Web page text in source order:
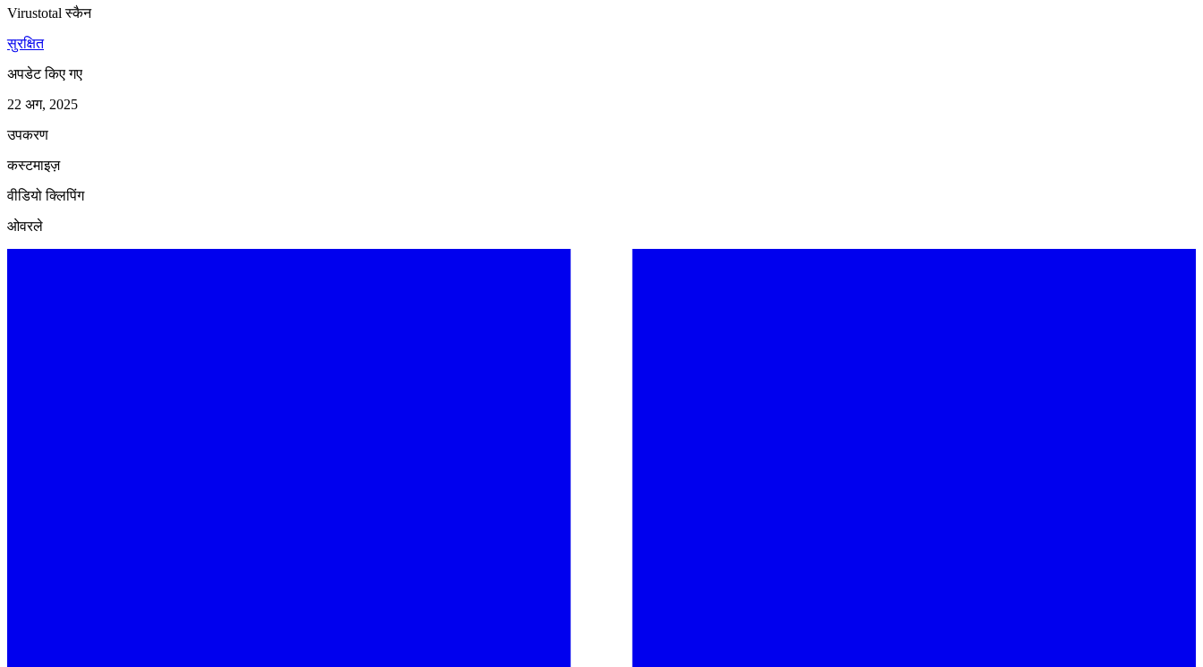
Virustotal स्कैन
सुरक्षित
अपडेट किए गए
22 अग, 2025
उपकरण
कस्टमाइज़
वीडियो क्लिपिंग
ओवरले